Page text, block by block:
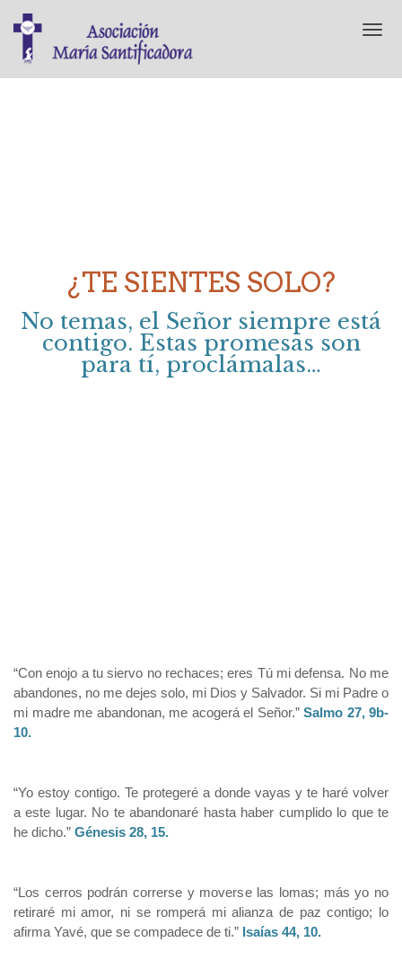
T
¿TE SIENTES SOLO?
No temas, el Señor siempre está
contigo. Estas promesas son
para tí, proclámalas…
“Con enojo a tu siervo no rechaces; eres Tú mi defensa. No me
abandones, no me dejes solo, mi Dios y Salvador. Si mi Padre o
mi madre me abandonan, me acogerá el Señor.” Salmo 27, 9b-
10.
“Yo estoy contigo. Te protegeré a donde vayas y te haré volver
a este lugar. No te abandonaré hasta haber cumplido lo que te
he dicho.” Génesis 28, 15.
“Los cerros podrán correrse y moverse las lomas; más yo no
retiraré mi amor, ni se romperá mi alianza de paz contigo; lo
afirma Yavé, que se compadece de ti.” Isaías 44, 10.